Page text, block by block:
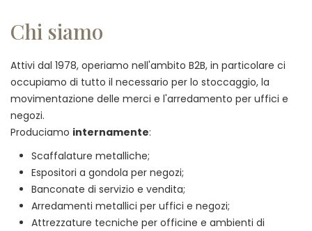
Chi siamo
Attivi dal 1978, operiamo nell'ambito B2B, in particolare ci
occupiamo di tutto il necessario per lo stoccaggio, la
movimentazione delle merci e l'arredamento per uffici e
negozi.
Produciamo internamente:
Scaffalature metalliche;
Espositori a gondola per negozi;
Banconate di servizio e vendita;
Arredamenti metallici per uffici e negozi;
Attrezzature tecniche per officine e ambienti di